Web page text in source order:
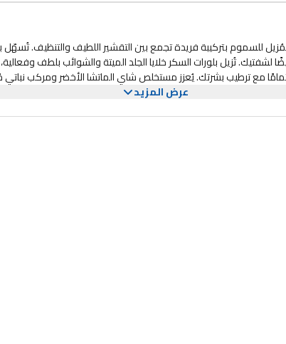
للسموم بتركيبة فريدة تجمع بين التقشير اللطيف والتنظيف. تُسهّل
تُزيل بلورات السكر خلايا الجلد الميتة والشوائب بلطف
تمامًا مع ترطيب بشرتك. يُعزز مستخلص شاي الماتشا الأخضر ومركب
تُساعد زيوت القنب والمشمش عالية الجودة المُعصرة على البارد على
استخدامه أيضًا على شفتيكِ. احرصي دائمًا على إخراج المنتج من
عرض المزيد